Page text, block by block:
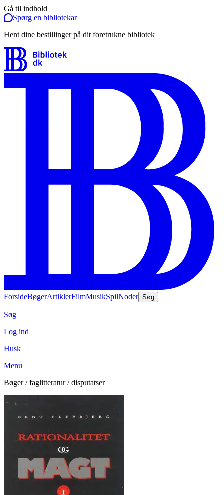
Gå til indhold
Spørg en bibliotekar
Hent dine bestillinger på dit foretrukne bibliotek
ForsideBøgerArtiklerFilmMusikSpilNoder Søg
Søg
Log ind
Husk
Menu
Bøger / faglitteratur / disputatser